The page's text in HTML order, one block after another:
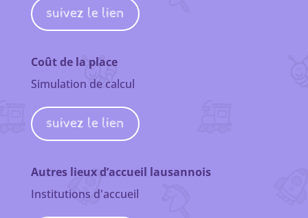
suivez le lien
Coût de la place
Simulation de calcul
suivez le lien
Autres lieux d’accueil lausannois
Institutions d'accueil